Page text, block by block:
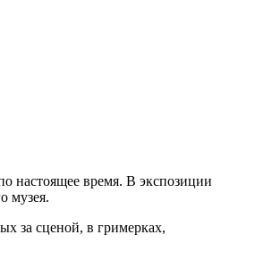
настоящее время. В экспозиции
музея.
за сценой, в гримерках,